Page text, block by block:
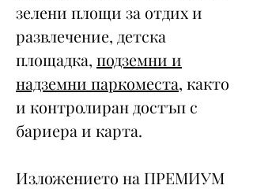
зелени площи за отдих и
развлечение, детска
площадка, подземни и
надземни паркоместа, както
и контролиран достъп с
бариера и карта.
Изложението на ПРЕМИУМ